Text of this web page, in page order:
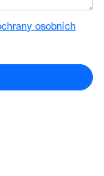
osobních